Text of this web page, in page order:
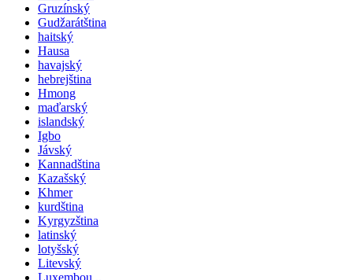
Gruzínský
Gudžarátština
haitský
Hausa
havajský
hebrejština
Hmong
maďarský
islandský
Igbo
Jávský
Kannadština
Kazašský
Khmer
kurdština
Kyrgyzština
latinský
lotyšský
Litevský